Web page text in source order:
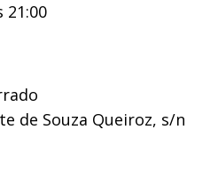
21:00
de Souza Queiroz, s/n